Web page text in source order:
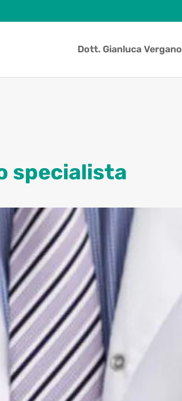
Dott. Gianluca Vergano
specialista